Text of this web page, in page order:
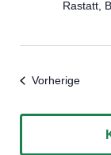
Rastatt,
Vorherige